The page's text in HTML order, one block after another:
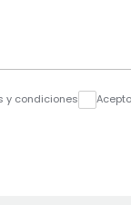
y condiciones